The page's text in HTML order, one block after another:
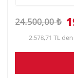
24.500,00 ₺
2.578,71 TL